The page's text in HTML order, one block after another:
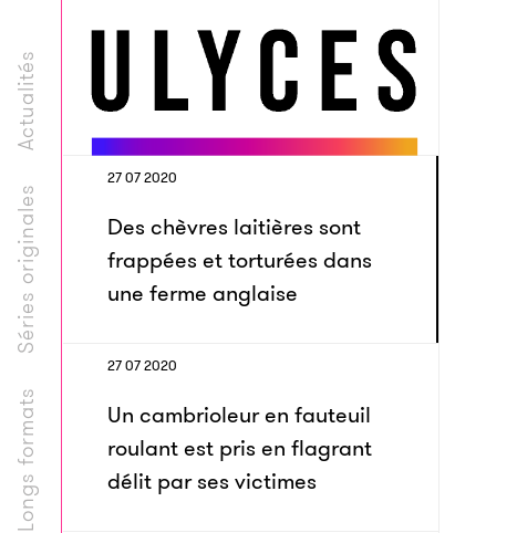
Longs formats
Séries originales
Actualités
27 07 2020
Des chèvres laitières sont
frappées et torturées dans
une ferme anglaise
27 07 2020
Un cambrioleur en fauteuil
roulant est pris en flagrant
délit par ses victimes